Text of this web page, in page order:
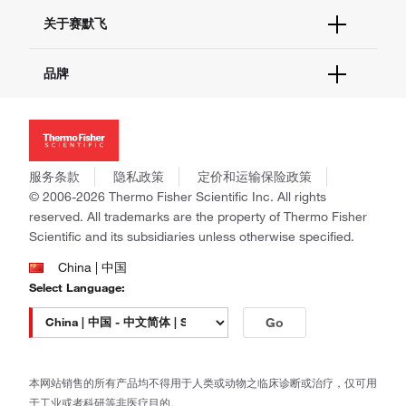
查找文件&证书
促销
社交媒体
关于赛默飞
招聘
新闻
社会责任
商标
政策和通知
品牌
Applied Biosystems
Invitrogen
Gibco
Ion Torrent
Unity Lab Services
Patheon
PPD
服务条款 隐私政策
定价和运输保险政策
© 2006-2026 Thermo Fisher Scientific Inc. All rights
reserved. All trademarks are the property of Thermo Fisher
Scientific and its subsidiaries unless otherwise specified.
China | 中国
Select Language:
Go
本网站销售的所有产品均不得用于人类或动物之临床诊断或治疗，仅可用
于工业或者科研等非医疗目的。